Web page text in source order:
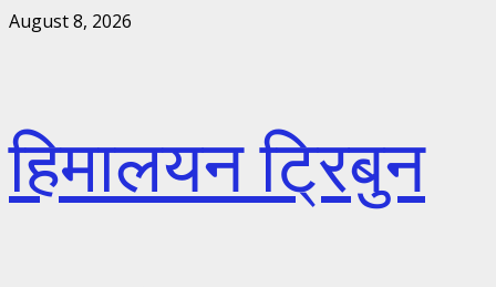
Skip
August 8, 2026
हिमालयन ट्रिबुन